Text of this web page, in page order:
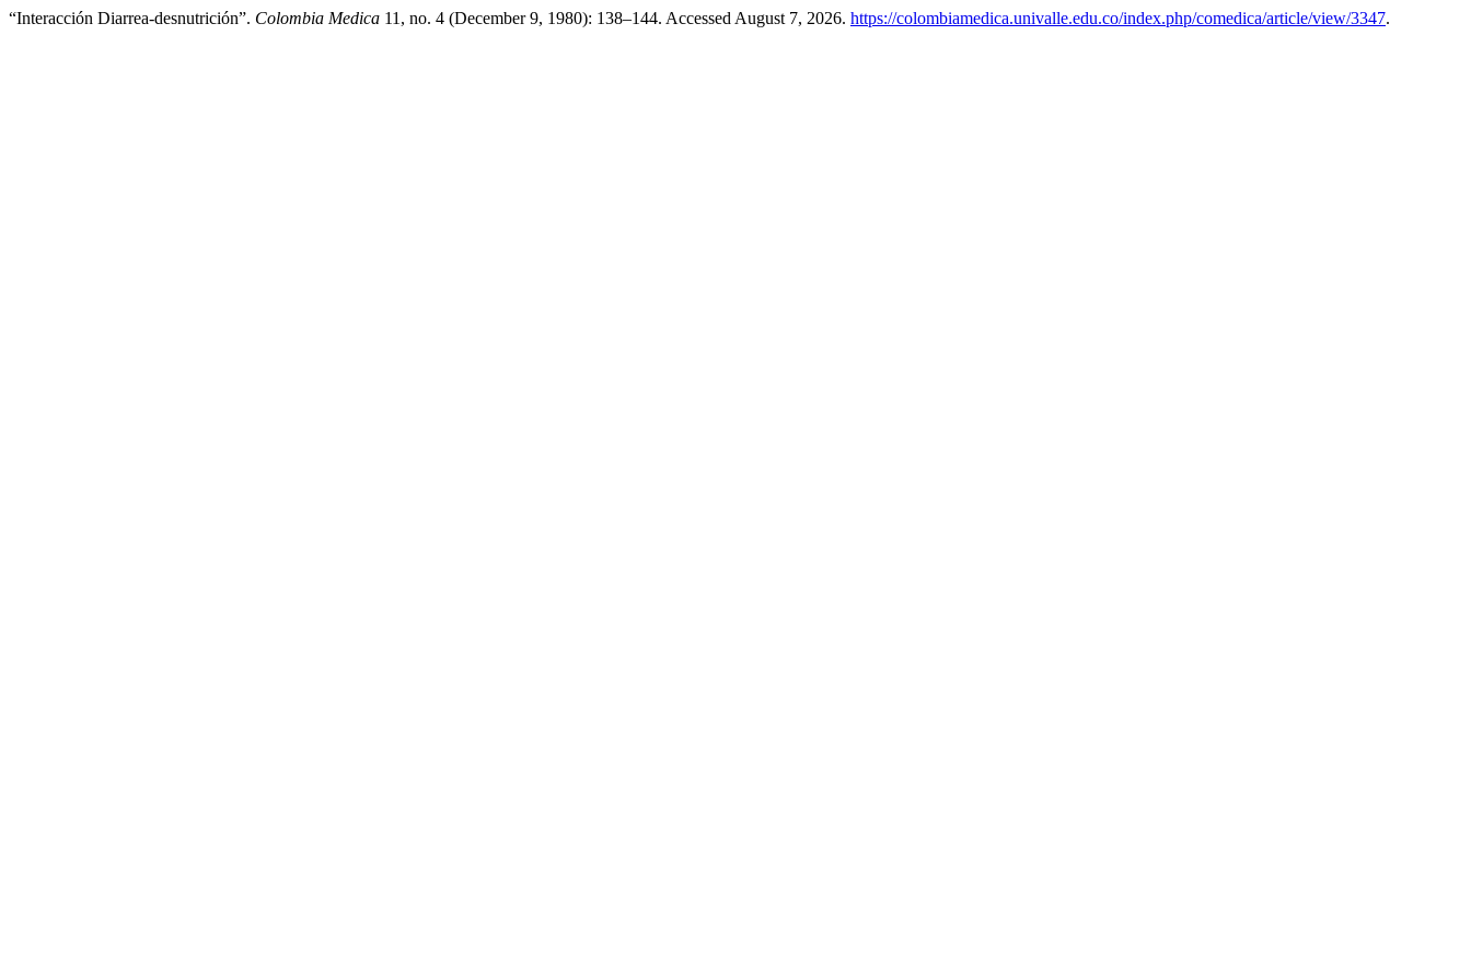
“Interacción Diarrea-desnutrición”. Colombia Medica 11, no. 4 (December 9, 1980): 138–144. Accessed August 7, 2026. https://colombiamedica.univalle.edu.co/index.php/comedica/article/view/3347.